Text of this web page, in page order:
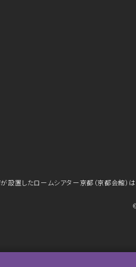
設置したロームシアター京都（京都会館）